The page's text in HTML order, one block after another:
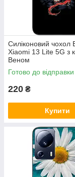
Силіконовий чохол
Xiaomi 13 Lite 5G з
Веном
Готово до відправки
220 ₴
Купити